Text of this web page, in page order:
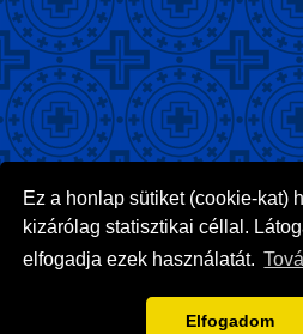
Ez a honlap sütiket (cookie-kat)
kizárólag statisztikai céllal.
elfogadja ezek használatát.
Elfogadom